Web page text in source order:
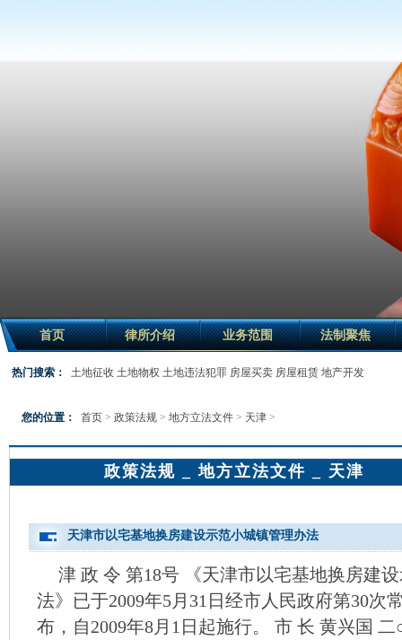
首页 律所介绍 业务范围 法制聚焦
热门搜索： 土地征收 土地物权 土地违法犯罪 房屋买卖 房屋租赁 地产开发
您的位置： 首页 > 政策法规 > 地方立法文件 > 天津 >
政策法规 _ 地方立法文件 _ 天津
天津市以宅基地换房建设示范小城镇管理办法
津 政 令 第18号 《天津市以宅基地换房建
法》已于2009年5月31日经市人民政府第30次
布，自2009年8月1日起施行。 市 长 黄兴国